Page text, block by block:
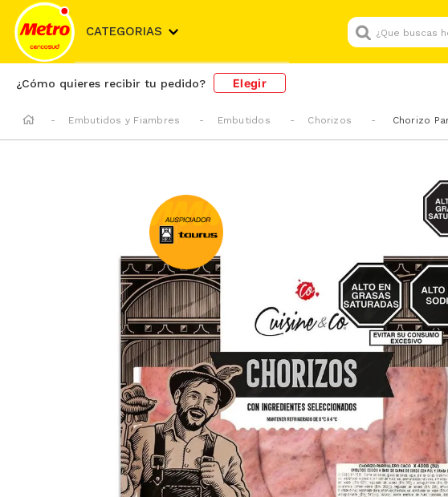
CATEGORIAS
¿Que buscas
¿Cómo quieres recibir tu pedido? Elegir
Embutidos y Fiambres Embutidos Chorizos Chorizo
SAT